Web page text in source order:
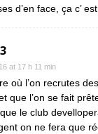
d’en face, ça c’
at 17 h 11 min
où l’on recrutes
que l’on se fait
le club
on ne fera que